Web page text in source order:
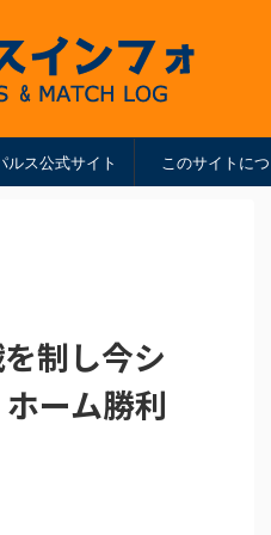
ルス公式サイト このサイトに
制し今シ
ーム勝利